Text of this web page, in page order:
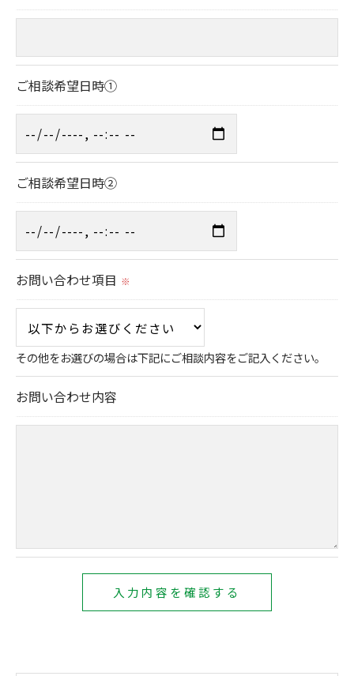
必要な情報を頂けない場合は、それに対応した当社
のサービスをご提供できない場合がございますので
予めご了承ください。
＜個人情報の開示･訂正・削除･利用停止の手続につ
いて＞
当社では、お客様の個人情報の開示･訂正･削除・利
用停止の手続を定めさせて頂いております。
ご本人である事を確認のうえ、対応させて頂きま
す。
個人情報の開示･訂正･削除・利用停止の具体的手続
きにつきましては、お電話でお問合せ下さい。
ご相談希望日時①
ご相談希望日時②
お問い合わせ項目 ※
その他をお選びの場合は下記にご相談内容をご記入ください。
お問い合わせ内容